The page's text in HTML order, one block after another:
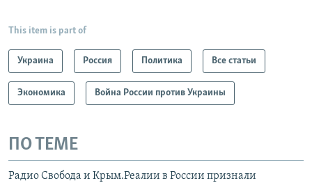
This item is part of
Украина Россия Политика Все статьи
Экономика Война России против Украины
ПО ТЕМЕ
Радио Свобода и Крым.Реалии в России признали